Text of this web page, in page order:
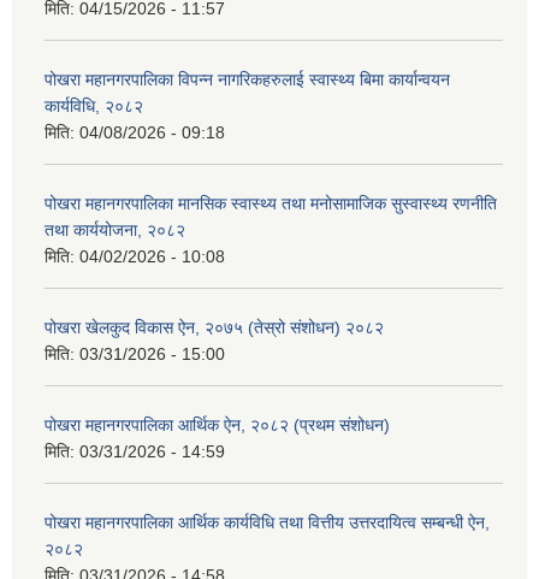
मिति: 04/15/2026 - 11:57
पोखरा महानगरपालिका विपन्न नागरिकहरुलाई स्वास्थ्य बिमा कार्यान्वयन
कार्यविधि, २०८२
मिति: 04/08/2026 - 09:18
पोखरा महानगरपालिका मानसिक स्वास्थ्य तथा मनोसामाजिक सुस्वास्थ्य रणनीति
तथा कार्ययोजना, २०८२
मिति: 04/02/2026 - 10:08
पोखरा खेलकुद विकास ऐन, २०७५ (तेस्रो संशोधन) २०८२
मिति: 03/31/2026 - 15:00
पोखरा महानगरपालिका आर्थिक ऐन, २०८२ (प्रथम संशोधन)
मिति: 03/31/2026 - 14:59
पोखरा महानगरपालिका आर्थिक कार्यविधि तथा वित्तीय उत्तरदायित्व सम्बन्धी ऐन,
२०८२